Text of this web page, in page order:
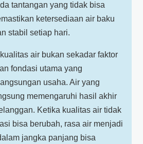
tantangan yang tidak bisa
ketersediaan air baku
stabil setiap hari.
air bukan sekadar faktor
fondasi utama yang
usaha. Air yang
memengaruhi hasil akhir
Ketika kualitas air tidak
bisa berubah, rasa air menjadi
jangka panjang bisa